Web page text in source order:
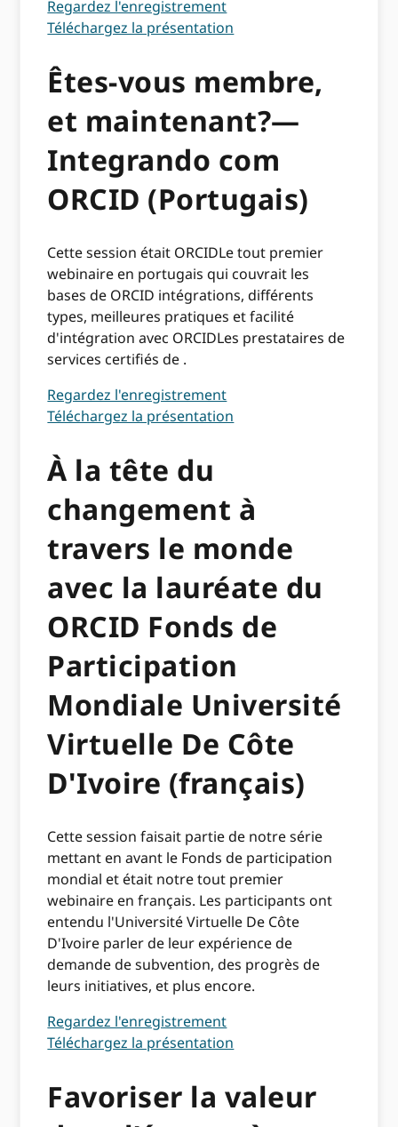
Regardez l'enregistrement
Téléchargez la présentation
Êtes-vous membre,
et maintenant?—
Integrando com
ORCID (Portugais)
Cette session était ORCIDLe tout premier
webinaire en portugais qui couvrait les
bases de ORCID intégrations, différents
types, meilleures pratiques et facilité
d'intégration avec ORCIDLes prestataires de
services certifiés de .
Regardez l'enregistrement
Téléchargez la présentation
À la tête du
changement à
travers le monde
avec la lauréate du
ORCID Fonds de
Participation
Mondiale Université
Virtuelle De Côte
D'Ivoire (français)
Cette session faisait partie de notre série
mettant en avant le Fonds de participation
mondial et était notre tout premier
webinaire en français. Les participants ont
entendu l'Université Virtuelle De Côte
D'Ivoire parler de leur expérience de
demande de subvention, des progrès de
leurs initiatives, et plus encore.
Regardez l'enregistrement
Téléchargez la présentation
Favoriser la valeur